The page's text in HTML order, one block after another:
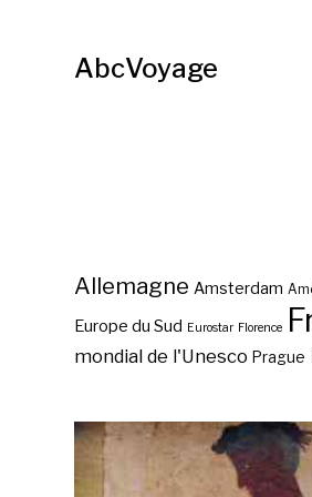
AbcVoyage
Allemagne Amsterdam
Europe du Sud Eurostar Florence
mondial de l'Unesco Prague